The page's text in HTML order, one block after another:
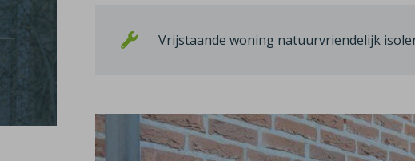
Vrijstaande woning natuurvriendelijk